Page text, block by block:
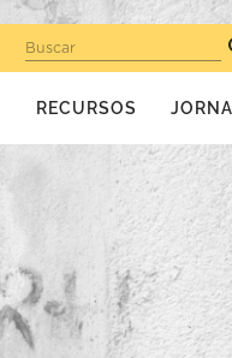
Buscar
RECURSOS